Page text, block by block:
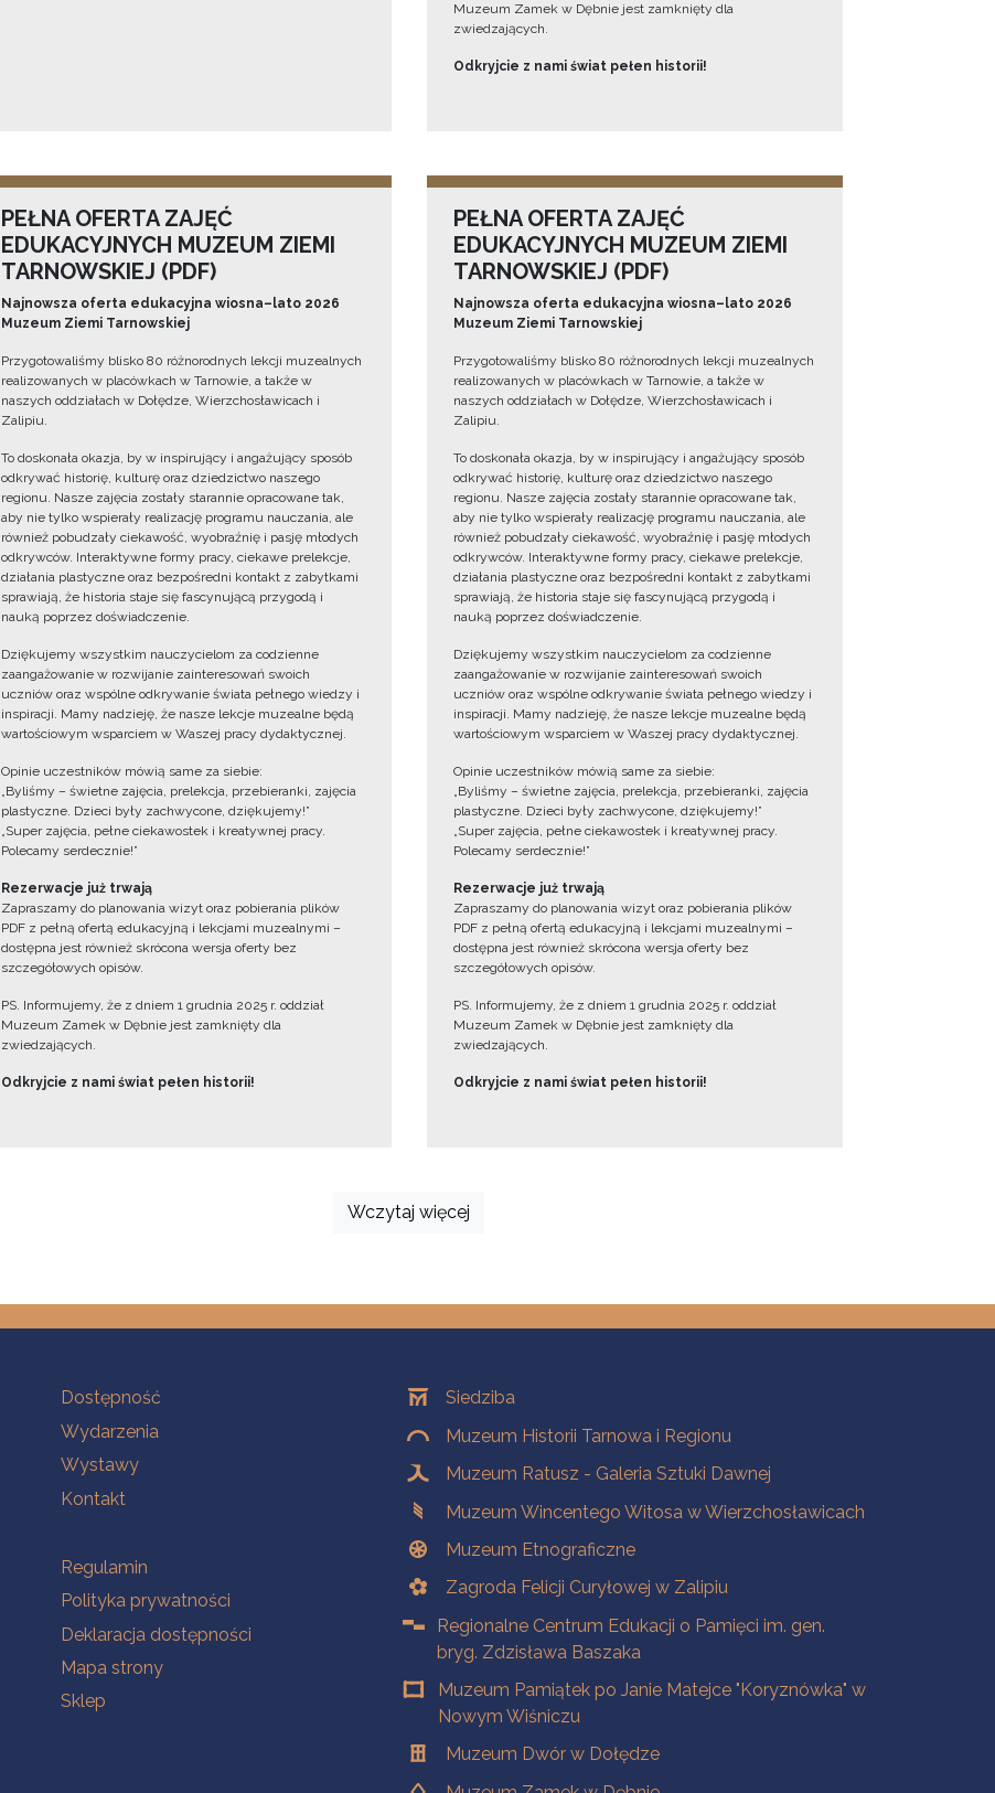
Muzeum Zamek w Dębnie jest zamknięty dla
zwiedzających.
Odkryjcie z nami świat pełen historii!
PEŁNA OFERTA ZAJĘĆ
EDUKACYJNYCH MUZEUM ZIEMI
TARNOWSKIEJ (PDF)
Najnowsza oferta edukacyjna wiosna–lato 2026
Muzeum Ziemi Tarnowskiej
Przygotowaliśmy blisko 80 różnorodnych lekcji muzealnych
realizowanych w placówkach w Tarnowie, a także w
naszych oddziałach w Dołędze, Wierzchosławicach i
Zalipiu.
To doskonała okazja, by w inspirujący i angażujący sposób
odkrywać historię, kulturę oraz dziedzictwo naszego
regionu. Nasze zajęcia zostały starannie opracowane tak,
aby nie tylko wspierały realizację programu nauczania, ale
również pobudzały ciekawość, wyobraźnię i pasję młodych
odkrywców. Interaktywne formy pracy, ciekawe prelekcje,
działania plastyczne oraz bezpośredni kontakt z zabytkami
sprawiają, że historia staje się fascynującą przygodą i
nauką poprzez doświadczenie.
Dziękujemy wszystkim nauczycielom za codzienne
zaangażowanie w rozwijanie zainteresowań swoich
uczniów oraz wspólne odkrywanie świata pełnego wiedzy i
inspiracji. Mamy nadzieję, że nasze lekcje muzealne będą
wartościowym wsparciem w Waszej pracy dydaktycznej.
Opinie uczestników mówią same za siebie:
„Byliśmy – świetne zajęcia, prelekcja, przebieranki, zajęcia
plastyczne. Dzieci były zachwycone, dziękujemy!”
„Super zajęcia, pełne ciekawostek i kreatywnej pracy.
Polecamy serdecznie!”
Rezerwacje już trwają
Zapraszamy do planowania wizyt oraz pobierania plików
PDF z pełną ofertą edukacyjną i lekcjami muzealnymi –
dostępna jest również skrócona wersja oferty bez
szczegółowych opisów.
PS. Informujemy, że z dniem 1 grudnia 2025 r. oddział
Muzeum Zamek w Dębnie jest zamknięty dla
zwiedzających.
Odkryjcie z nami świat pełen historii!
PEŁNA OFERTA ZAJĘĆ
EDUKACYJNYCH MUZEUM ZIEMI
TARNOWSKIEJ (PDF)
Najnowsza oferta edukacyjna wiosna–lato 2026
Muzeum Ziemi Tarnowskiej
Przygotowaliśmy blisko 80 różnorodnych lekcji muzealnych
realizowanych w placówkach w Tarnowie, a także w
naszych oddziałach w Dołędze, Wierzchosławicach i
Zalipiu.
To doskonała okazja, by w inspirujący i angażujący sposób
odkrywać historię, kulturę oraz dziedzictwo naszego
regionu. Nasze zajęcia zostały starannie opracowane tak,
aby nie tylko wspierały realizację programu nauczania, ale
również pobudzały ciekawość, wyobraźnię i pasję młodych
odkrywców. Interaktywne formy pracy, ciekawe prelekcje,
działania plastyczne oraz bezpośredni kontakt z zabytkami
sprawiają, że historia staje się fascynującą przygodą i
nauką poprzez doświadczenie.
Dziękujemy wszystkim nauczycielom za codzienne
zaangażowanie w rozwijanie zainteresowań swoich
uczniów oraz wspólne odkrywanie świata pełnego wiedzy i
inspiracji. Mamy nadzieję, że nasze lekcje muzealne będą
wartościowym wsparciem w Waszej pracy dydaktycznej.
Opinie uczestników mówią same za siebie:
„Byliśmy – świetne zajęcia, prelekcja, przebieranki, zajęcia
plastyczne. Dzieci były zachwycone, dziękujemy!”
„Super zajęcia, pełne ciekawostek i kreatywnej pracy.
Polecamy serdecznie!”
Rezerwacje już trwają
Zapraszamy do planowania wizyt oraz pobierania plików
PDF z pełną ofertą edukacyjną i lekcjami muzealnymi –
dostępna jest również skrócona wersja oferty bez
szczegółowych opisów.
PS. Informujemy, że z dniem 1 grudnia 2025 r. oddział
Muzeum Zamek w Dębnie jest zamknięty dla
zwiedzających.
Odkryjcie z nami świat pełen historii!
Wczytaj więcej
Na skróty
Dostępność
Wydarzenia
Wystawy
Kontakt
Na skróty
Regulamin
Polityka prywatności
Deklaracja dostępności
Mapa strony
Sklep
OddziałySiedziba
Muzeum Historii Tarnowa i Regionu
Muzeum Ratusz - Galeria Sztuki Dawnej
Muzeum Wincentego Witosa w Wierzchosławicach
Muzeum Etnograficzne
Zagroda Felicji Curyłowej w Zalipiu
Regionalne Centrum Edukacji o Pamięci im. gen.
bryg. Zdzisława Baszaka
Muzeum Pamiątek po Janie Matejce "Koryznówka" w
Nowym Wiśniczu
Muzeum Dwór w Dołędze